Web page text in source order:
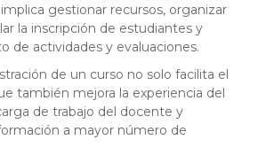
gestionar recursos, organizar
la inscripción de estudiantes y
de actividades y evaluaciones.
de un curso no solo facilita el
también mejora la experiencia del
de trabajo del docente y
a mayor número de